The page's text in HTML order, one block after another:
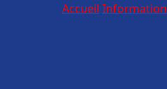
Accueil